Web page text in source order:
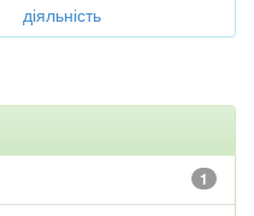
діяльність
1